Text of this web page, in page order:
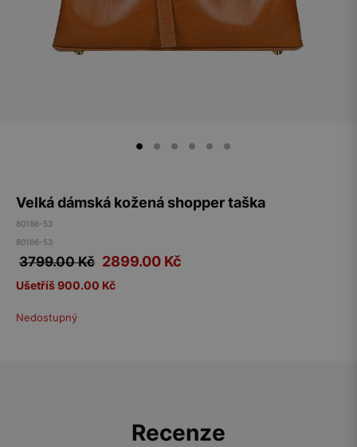
Velká dámská kožená shopper taška
80166-53
80166-53
3799.00 Kč 2899.00 Kč
Ušetříš 900.00 Kč
Nedostupný
Recenze